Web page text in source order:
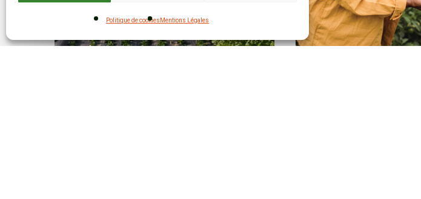
Politique de cookiesMentions Légales